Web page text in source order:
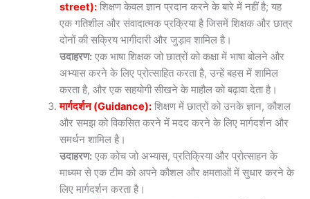
street): शिक्षण केवल ज्ञान प्रदान करने के बारे में नहीं है; यह
एक गतिशील और संवादात्मक प्रक्रिया है जिसमें शिक्षक और छात्र
दोनों की सक्रिय भागीदारी और जुड़ाव शामिल है।
उदाहरण: एक भाषा शिक्षक जो छात्रों को कक्षा में भाषा बोलने और
अभ्यास करने के लिए प्रोत्साहित करता है, उन्हें बहस में शामिल
करता है, और एक सहयोगी सीखने के माहौल को बढ़ावा देता है।
मार्गदर्शन (Guidance): शिक्षण में छात्रों को उनके ज्ञान, कौशल
और समझ को विकसित करने में मदद करने के लिए मार्गदर्शन और
समर्थन शामिल है।
उदाहरण: एक कोच जो अभ्यास, प्रतिक्रिया और प्रोत्साहन के
माध्यम से एक टीम को अपने कौशल और क्षमताओं में सुधार करने के
लिए मार्गदर्शन करता है।